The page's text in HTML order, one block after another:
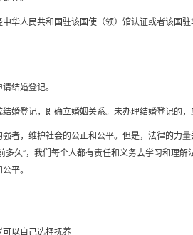
中华人民共和国驻该国使（领）馆认证或者该国
结婚登记。
婚登记，即确立婚姻关系。未办理结婚登记的，
者，维护社会的公正和公平。但是，法律的力
多久”，我们每个人都有责任和义务去学习和理
平。
以自己选择抚养